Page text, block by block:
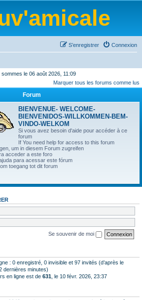
Connexion
S’enregistrer
sommes le 06 août 2026, 11:09
Marquer tous les forums comme lus
Forum
BIENVENUE- WELCOME-
BIENVENIDOS-WILLKOMMEN-BEM-
VINDO-WELKOM
Si vous avez besoin d'aide pour accéder à ce
forum
If You need help for access to this forum
um in diesem Forum zugreifen
acceder a este foro
para acessar este fórum
toegang tot dit forum
Se souvenir de moi
: 0 enregistré, 0 invisible et 97 invités (d’après le
dernières minutes)
en ligne est de 631 , le 10 févr. 2026, 23:37